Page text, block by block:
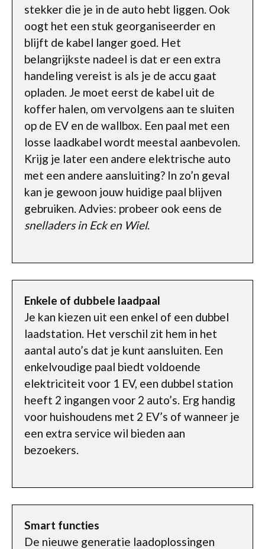
stekker die je in de auto hebt liggen. Ook
oogt het een stuk georganiseerder en
blijft de kabel langer goed. Het
belangrijkste nadeel is dat er een extra
handeling vereist is als je de accu gaat
opladen. Je moet eerst de kabel uit de
koffer halen, om vervolgens aan te sluiten
op de EV en de wallbox. Een paal met een
losse laadkabel wordt meestal aanbevolen.
Krijg je later een andere elektrische auto
met een andere aansluiting? In zo’n geval
kan je gewoon jouw huidige paal blijven
gebruiken. Advies: probeer ook eens de
snelladers in Eck en Wiel.
Enkele of dubbele laadpaal
Je kan kiezen uit een enkel of een dubbel
laadstation. Het verschil zit hem in het
aantal auto’s dat je kunt aansluiten. Een
enkelvoudige paal biedt voldoende
elektriciteit voor 1 EV, een dubbel station
heeft 2 ingangen voor 2 auto’s. Erg handig
voor huishoudens met 2 EV’s of wanneer je
een extra service wil bieden aan
bezoekers.
Smart functies
De nieuwe generatie laadoplossingen